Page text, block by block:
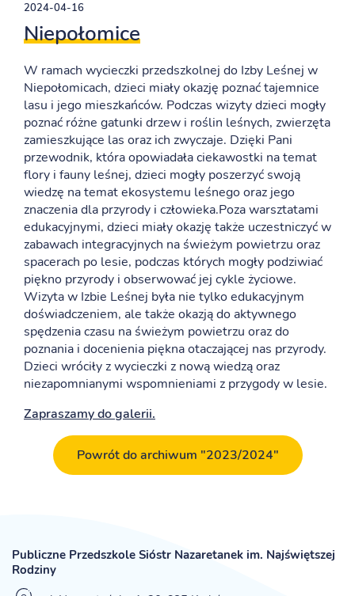
2024-04-16
Niepołomice
W ramach wycieczki przedszkolnej do Izby Leśnej w
Niepołomicach, dzieci miały okazję poznać tajemnice
lasu i jego mieszkańców. Podczas wizyty dzieci mogły
poznać różne gatunki drzew i roślin leśnych, zwierzęta
zamieszkujące las oraz ich zwyczaje. Dzięki Pani
przewodnik, która opowiadała ciekawostki na temat
flory i fauny leśnej, dzieci mogły poszerzyć swoją
wiedzę na temat ekosystemu leśnego oraz jego
znaczenia dla przyrody i człowieka.Poza warsztatami
edukacyjnymi, dzieci miały okazję także uczestniczyć w
zabawach integracyjnych na świeżym powietrzu oraz
spacerach po lesie, podczas których mogły podziwiać
piękno przyrody i obserwować jej cykle życiowe.
Wizyta w Izbie Leśnej była nie tylko edukacyjnym
doświadczeniem, ale także okazją do aktywnego
spędzenia czasu na świeżym powietrzu oraz do
poznania i docenienia piękna otaczającej nas przyrody.
Dzieci wróciły z wycieczki z nową wiedzą oraz
niezapomnianymi wspomnieniami z przygody w lesie.
Zapraszamy do galerii.
Powrót do archiwum "2023/2024"
Publiczne Przedszkole Sióstr Nazaretanek im. Najświętszej
Rodziny